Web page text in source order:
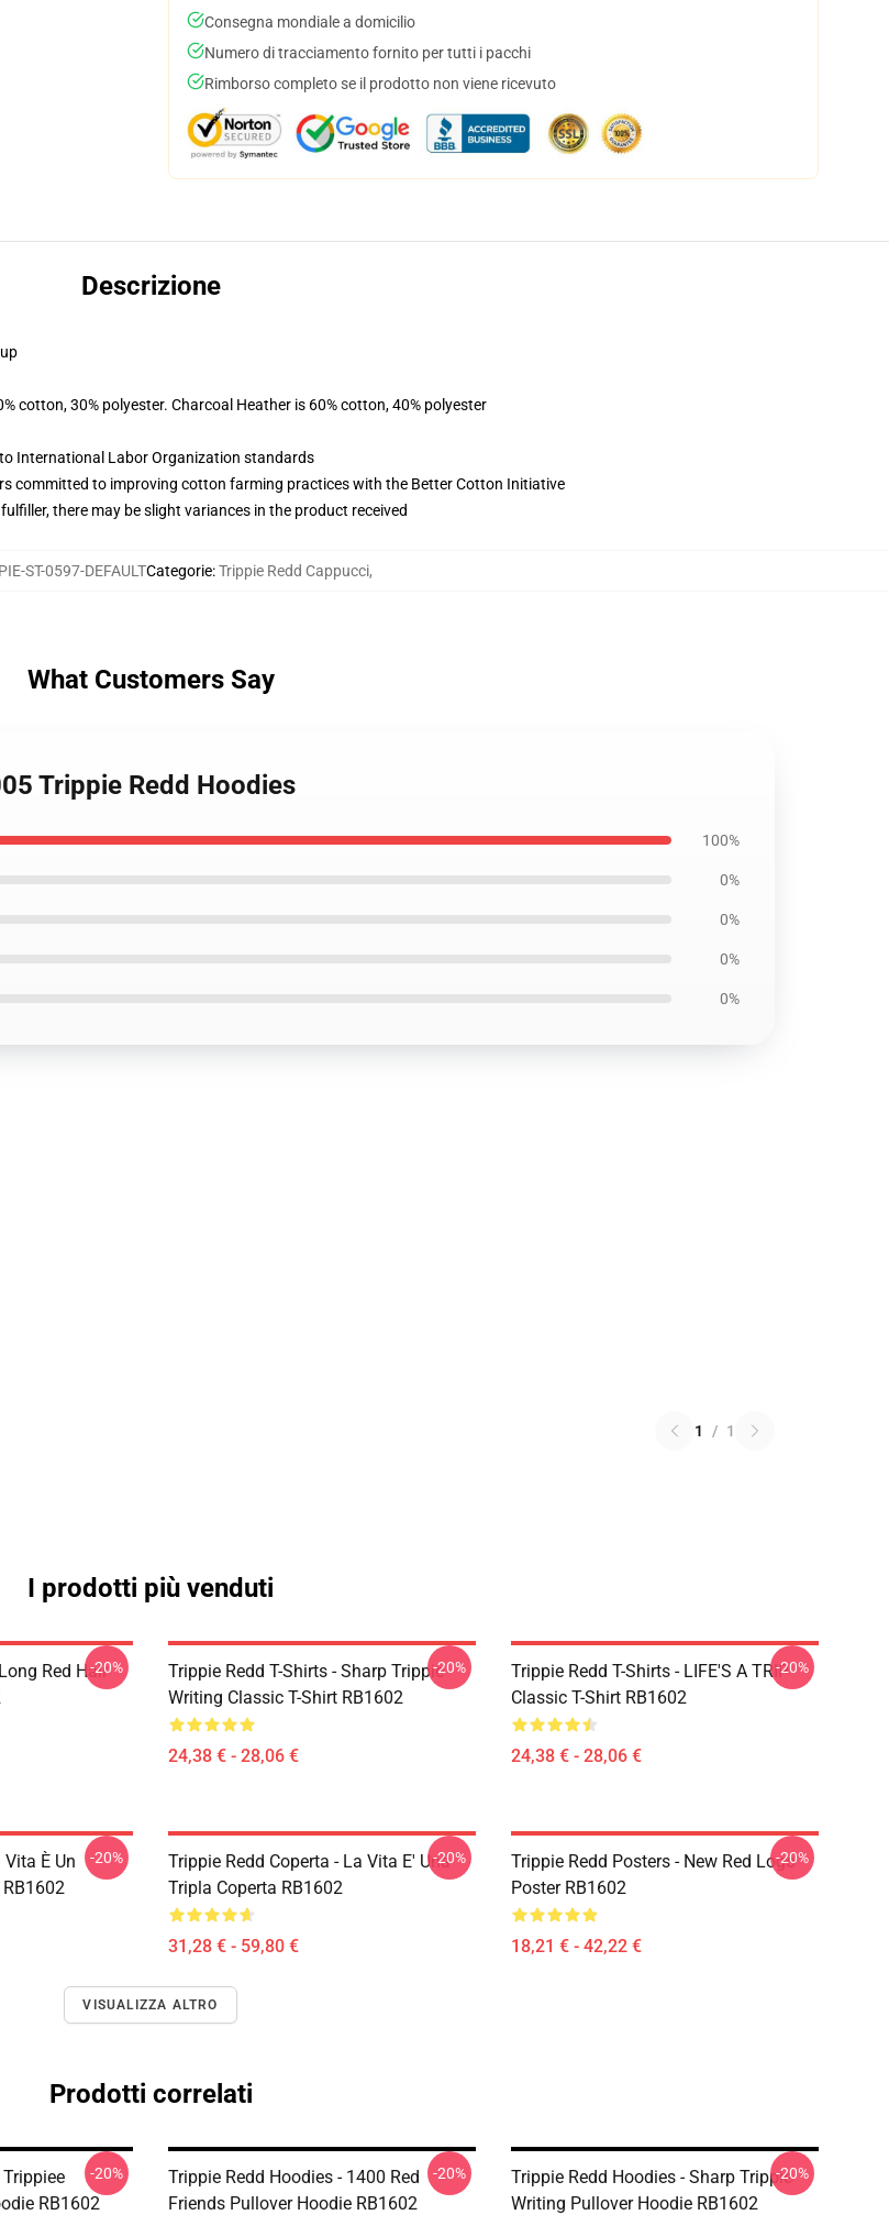
Consegna mondiale a domicilio
Numero di tracciamento fornito per tutti i pacchi
Rimborso completo se il prodotto non viene ricevuto
Descrizione
cotton, 30% polyester. Charcoal Heather is 60% cotton, 40% polyester
International Labor Organization standards
committed to improving cotton farming practices with the Better Cotton Initiative
there may be slight variances in the product received
ST-0597-DEFAULTCategorie:Trippie Redd Cappucci,
What Customers Say
Trippie Redd Hoodies
100%
0%
0%
0%
0%
1 / 1
I prodotti più venduti
Red Hair-20%
Trippie Redd T-Shirts - Sharp Trippie
Writing Classic T-Shirt RB1602
24,38 € - 28,06 €
-20%
Trippie Redd T-Shirts - LIFE'S A TRIP
Classic T-Shirt RB1602
24,38 € - 28,06 €
-20%
È Un
-20%
Trippie Redd Coperta - La Vita E' Una
Tripla Coperta RB1602
31,28 € - 59,80 €
-20%
Trippie Redd Posters - New Red Logo
Poster RB1602
18,21 € - 42,22 €
-20%
VISUALIZZA ALTRO
Prodotti correlati
RB1602
-20%
Trippie Redd Hoodies - 1400 Red
Friends Pullover Hoodie RB1602
-20%
Trippie Redd Hoodies - Sharp Trippie
Writing Pullover Hoodie RB1602
-20%